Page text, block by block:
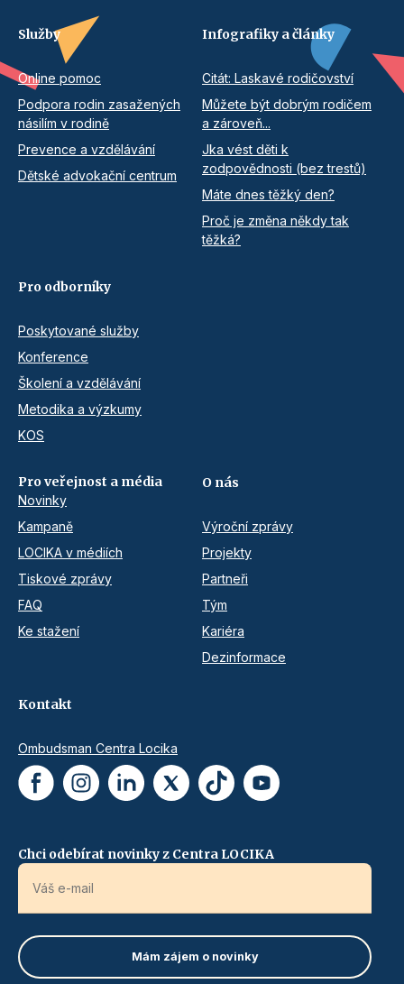
Služby
Online pomoc
Podpora rodin zasažených
násilím v rodině
Prevence a vzdělávání
Dětské advokační centrum
Infografiky a články
Citát: Laskavé rodičovství
Můžete být dobrým rodičem
a zároveň...
Jka vést děti k
zodpovědnosti (bez trestů)
Máte dnes těžký den?
Proč je změna někdy tak
těžká?
Pro odborníky
Poskytované služby
Konference
Školení a vzdělávání
Metodika a výzkumy
KOS
Pro veřejnost a média
Novinky
Kampaně
LOCIKA v médiích
Tiskové zprávy
FAQ
Ke stažení
O nás
Výroční zprávy
Projekty
Partneři
Tým
Kariéra
Dezinformace
Kontakt
Ombudsman Centra Locika
Chci odebírat novinky z Centra LOCIKA